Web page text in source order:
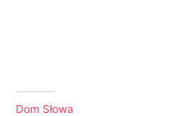
Dom Słowa